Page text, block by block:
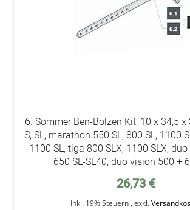
6. Sommer Ben-Bolzen Kit, 10 x 34,5 x
S, SL, marathon 550 SL, 800 SL, 1100
1100 SL, tiga 800 SLX, 1100 SLX,
650 SL-SL40, duo vision 500 +
26,73 €
Inkl. 19% Steuern , exkl.